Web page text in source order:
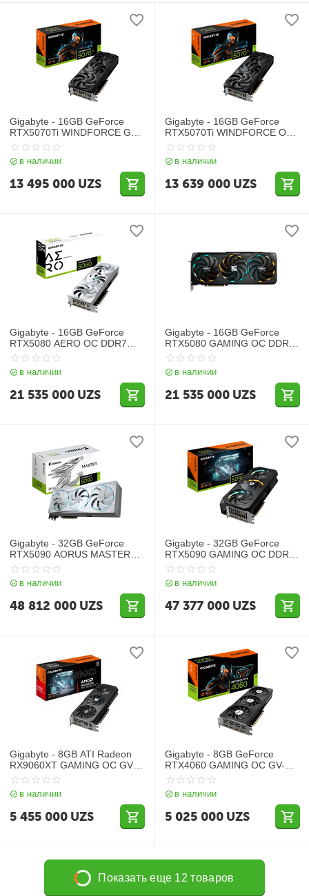
Gigabyte - 16GB GeForce
RTX5070Ti WINDFORCE GV-
N507TWF3-16GD
в наличии
13 495 000 UZS
Gigabyte - 16GB GeForce
RTX5070Ti WINDFORCE OC
GV-N507TWF3OC-16GD
в наличии
13 639 000 UZS
Gigabyte - 16GB GeForce
RTX5080 AERO OC DDR7
GV-N5080AERO OC-16GD
в наличии
21 535 000 UZS
Gigabyte - 16GB GeForce
RTX5080 GAMING OC DDR7
GV-N5080GAMING OC-16GD
в наличии
21 535 000 UZS
Gigabyte - 32GB GeForce
RTX5090 AORUS MASTER
ICE DDR7 GV-
N5090AORUSM ICE-32GD
в наличии
48 812 000 UZS
Gigabyte - 32GB GeForce
RTX5090 GAMING OC DDR7
GV-N5090GAMING OC-32GD
в наличии
47 377 000 UZS
Gigabyte - 8GB ATI Radeon
RX9060XT GAMING OC GV-
R9060XTGAMING OC-8GD
в наличии
5 455 000 UZS
Gigabyte - 8GB GeForce
RTX4060 GAMING OC GV-
N4060GAMING OC-8GD
в наличии
5 025 000 UZS
Показать еще 12 товаров